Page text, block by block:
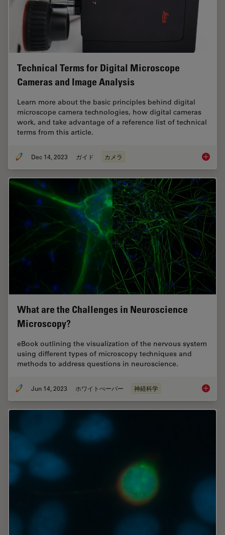
Technical Terms for Digital Microscope
Cameras and Image Analysis
Learn more about the basic principles behind digital
microscope camera technologies, how digital cameras
work, and take advantage of a reference list of technical
terms from this article.
Dec 14, 2023 ガイド カメラ
What are the Challenges in Neuroscience
Microscopy?
eBook outlining the visualization of the nervous system
using different types of microscopy techniques and
methods to address questions in neuroscience.
Jun 14, 2023 ホワイトぺーパー 神経科学 What